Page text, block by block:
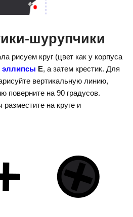
шурупчики
рисуем круг (цвет как у корпуса
эллипсы E, а затем крестик. Для
вертикальную линию,
поверните на 90 градусов.
на круге и